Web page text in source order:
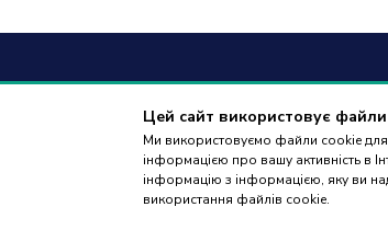
Цей сайт використовує
Ми використовуємо файли cookie для
інформацією про вашу активність в
інформацію з інформацією, яку ви
використання файлів cookie.